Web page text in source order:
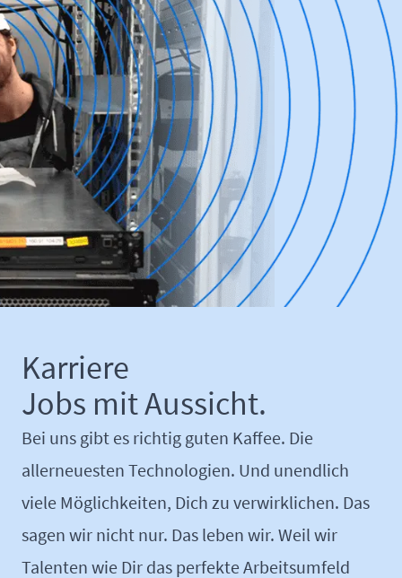
Karriere
Jobs mit Aussicht.
Bei uns gibt es richtig guten Kaffee. Die
allerneuesten Technologien. Und unendlich
viele Möglichkeiten, Dich zu verwirklichen. Das
sagen wir nicht nur. Das leben wir. Weil wir
Talenten wie Dir das perfekte Arbeitsumfeld